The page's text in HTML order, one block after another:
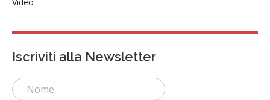
Iscriviti alla Newsletter